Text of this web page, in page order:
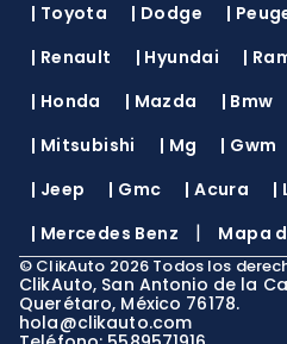
| Toyota | Dodge |
| Renault | Hyundai |
| Honda | Mazda | Bmw
| Mitsubishi | Mg | Gwm
| Jeep | Gmc |Acura |
| Mercedes Benz | Mapa
© ClikAuto 2026 Todos los
ClikAuto, San Antonio de la
Querétaro, México 76178.
hola@clikauto.com